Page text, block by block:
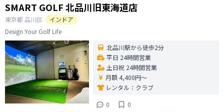
SMART GOLF 北品川旧東海道店
東京都 品川区
インドア
Design Your Golf Life
北品川駅から徒歩2分
平日 24時間営業
土日祝 24時間営業
月額 4,400円〜
レンタル： クラブ
0
0